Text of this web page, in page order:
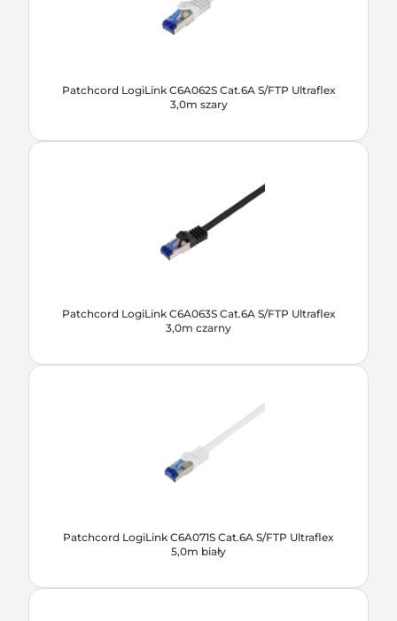
Patchcord LogiLink C6A062S Cat.6A S/FTP Ultraflex
3,0m szary
Patchcord LogiLink C6A063S Cat.6A S/FTP Ultraflex
3,0m czarny
Patchcord LogiLink C6A071S Cat.6A S/FTP Ultraflex
5,0m biały